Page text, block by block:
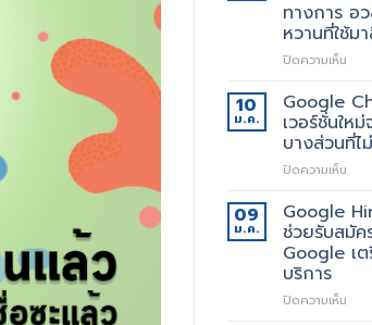
ทางการ อ
หวานที่ใช้ม
ปิดความเห็นบน
ปร
ชื่อ
Q
อย่าง
ทาง
อวส
ชื่อ
ขนม
ที่
10
ม.ค.
Google
เวอร์ชั่นใหม่
บางส่วนที่ไ
ปิดความเห็นบน
เวอ
ใหม่
จะ
ฟีเจอร์
09
ม.ค.
Google
ช่วยรับสมัค
Google เ
บริการ
ปิดความเห็นบน